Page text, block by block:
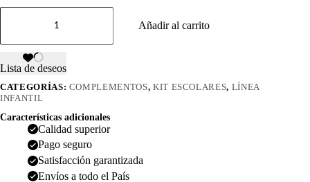
Nombre
producto
escolar
cantidad
Añadir al carrito
Lista de deseos
CATEGORÍAS: COMPLEMENTOS, KIT ESCOLARES, LÍNEA
INFANTIL
Características adicionales
Calidad superior
Pago seguro
Satisfacción garantizada
Envíos a todo el País